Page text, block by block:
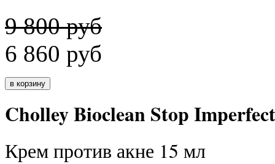
9 800 руб
6 860 руб
Cholley Bioclean Stop
Крем против акне 15 мл